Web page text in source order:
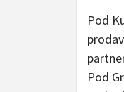
Pod
Pod